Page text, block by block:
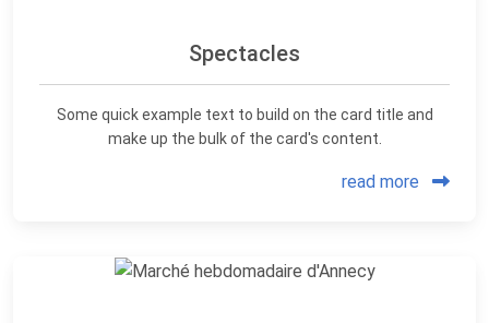
Spectacles
Some quick example text to build on the card title and
make up the bulk of the card's content.
read more